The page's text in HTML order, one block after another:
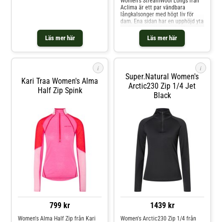
Läs mer här Läs mer här
Aclima är ett par vändbara
långkalsonger med högt liv för
dam. Ena sidan har en upphöjd yta
tack vare en stickning i olika
lager. Andra sidan har en vanlig
mjuk och platt stickning. Plagget
är högt i midjan för bästa komfort
benet.Material: 99 % ull, 1 %
elastan
i
Kari Traa Women's Alma
Half Zip Spink
799 kr
Women's Alma Half Zip från Kari
i
Super.natural Women's
Arctic230 Zip 1/4 Jet
Black
1439 kr
Women's Arctic230 Zip 1/4 från